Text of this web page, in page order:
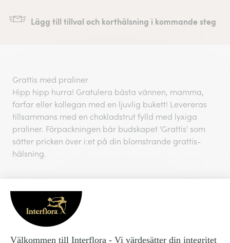
Lägg till tillval och korthälsning i kommande steg
Grattis med praliner
Hipp hipp hurra! Gratulera bästa vännen, mamma,
farfar eller kollegan med en ljuvlig bukett! Levereras
tillsammans med en chokladstrut fylld med lyxiga
praliner. Förpackningen bär budskapet 'Grattis' som
sätter pricken över i:et på din blomstrande grattis-
hälsning.
Buketten innehåller santini och nejlikor i vacker aprikos,
blå tistlar och lila limonium. Ramas vackert in av
vippigt grönt. Alla dessa blomsorter är hållbara med
lite extra omtanke. Med nytt vatten och ny diagonal
snittyta står sig buketten lite längre.